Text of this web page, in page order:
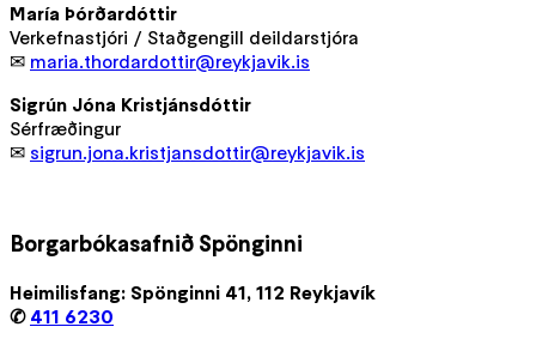
María Þórðardóttir
Verkefnastjóri / Staðgengill deildarstjóra
✉ maria.thordardottir@reykjavik.is
Sigrún Jóna Kristjánsdóttir
Sérfræðingur
✉ sigrun.jona.kristjansdottir@reykjavik.is
Borgarbókasafnið Spönginni
Heimilisfang: Spönginni 41, 112 Reykjavík
✆ 411 6230